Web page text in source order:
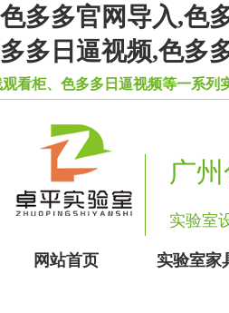
色多多官网导入,色
多多日逼视频,色多
、色多多日逼视频等一系列实验室
广
实验室
网站首页 实验室家